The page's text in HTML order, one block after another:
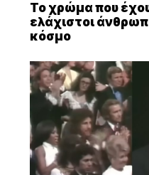
Το χρώμα που
ελάχιστοι
κόσμο